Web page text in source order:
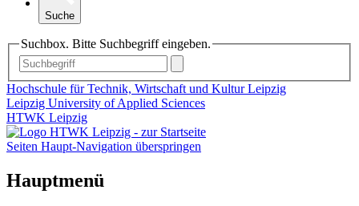
Suche
Suchbox. Bitte Suchbegriff eingeben.
Hochschule für Technik, Wirtschaft und Kultur Leipzig
Leipzig University of Applied Sciences
HTWK Leipzig
Seiten Haupt-Navigation überspringen
Hauptmenü